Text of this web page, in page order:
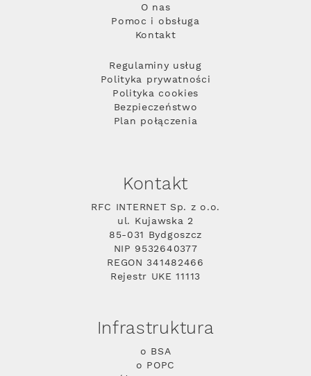
O nas
Pomoc i obsługa
Kontakt
Regulaminy usług
Polityka prywatności
Polityka cookies
Bezpieczeństwo
Plan połączenia
Kontakt
RFC INTERNET Sp. z o.o.
ul. Kujawska 2
85-031 Bydgoszcz
NIP 9532640377
REGON 341482466
Rejestr UKE 11113
Infrastruktura
o BSA
o POPC